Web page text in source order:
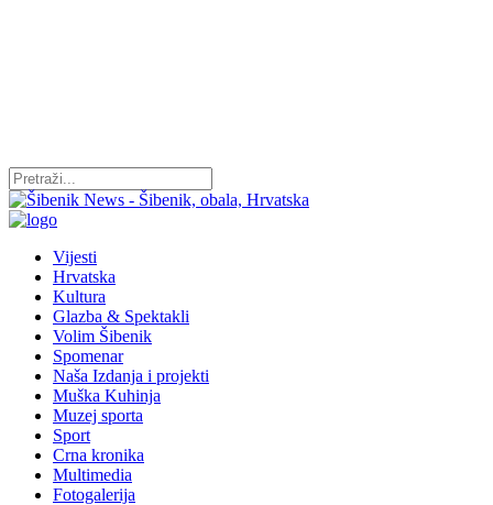
Vijesti
Hrvatska
Kultura
Glazba & Spektakli
Volim Šibenik
Spomenar
Naša Izdanja i projekti
Muška Kuhinja
Muzej sporta
Sport
Crna kronika
Multimedia
Fotogalerija